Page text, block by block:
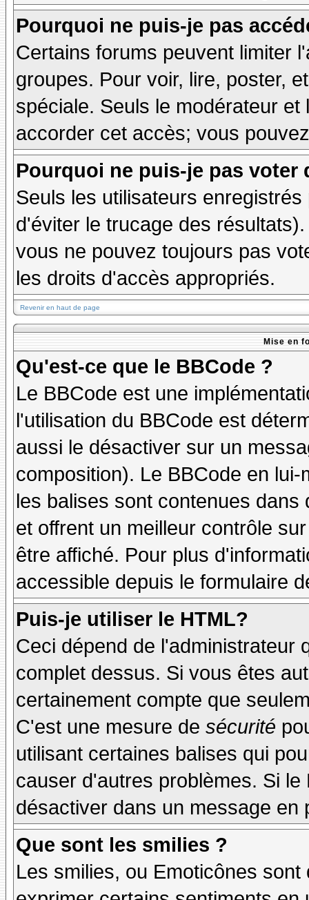
Pourquoi ne puis-je pas
Certains forums peuvent limiter
groupes. Pour voir, lire, poster,
spéciale. Seuls le modérateur
accorder cet accès; vous
Pourquoi ne puis-je pas voter
Seuls les utilisateurs
d'éviter le trucage des
vous ne pouvez toujours pas
les droits d'accès appropriés.
Revenir en haut de page
Mise en
Qu'est-ce que le BBCode ?
Le BBCode est une
l'utilisation du BBCode est
aussi le désactiver sur un
composition). Le BBCode en
les balises sont contenues
et offrent un meilleur contrôle
être affiché. Pour plus
accessible depuis le formulaire
Puis-je utiliser le HTML?
Ceci dépend de l'administrateur
complet dessus. Si vous êtes
certainement compte que
C'est une mesure de sécurité
utilisant certaines balises qui
causer d'autres problèmes. Si
désactiver dans un message
Que sont les smilies ?
Les smilies, ou Emoticônes